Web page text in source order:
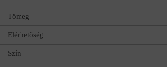
Tömeg
Elérhetőség
Szín